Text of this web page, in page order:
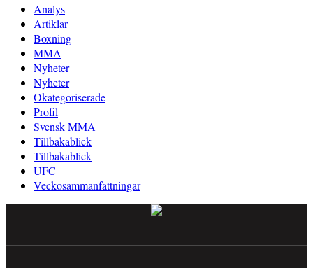
Analys
Artiklar
Boxning
MMA
Nyheter
Nyheter
Okategoriserade
Profil
Svensk MMA
Tillbakablick
Tillbakablick
UFC
Veckosammanfattningar